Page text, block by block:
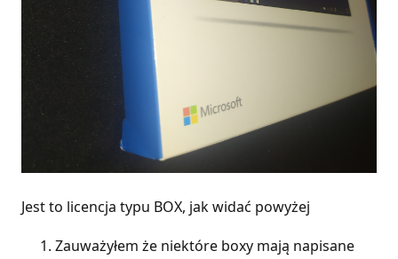
Jest to licencja typu BOX, jak widać powyżej
Zauważyłem że niektóre boxy mają napisane